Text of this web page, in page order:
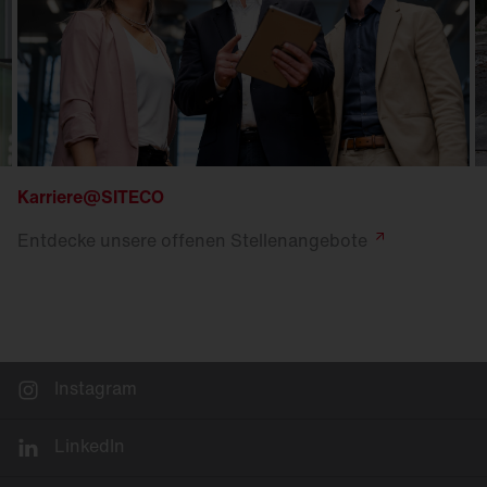
Karriere@SITECO
Entdecke unsere offenen Stellenangebote
Instagram
LinkedIn